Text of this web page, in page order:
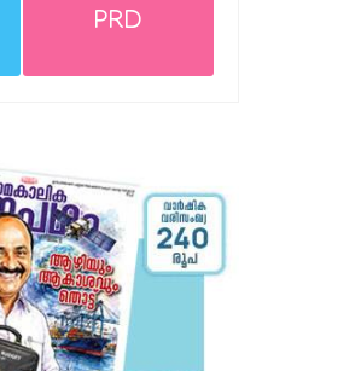
PRD